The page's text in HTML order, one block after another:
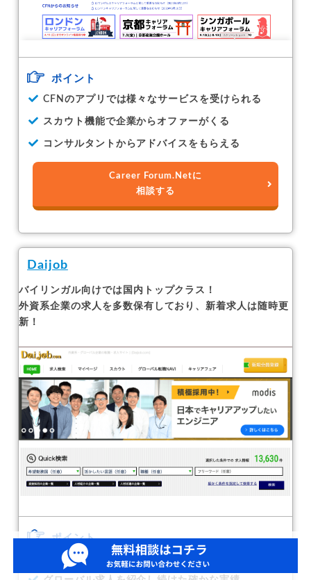
ポイント
CFNのアプリでは様々なサービスを受けられる
スカウト機能で企業からオファーがくる
コンサルタントからアドバイスをもらえる
Career Forum.Netに
相談する
Daijob
バイリンガル向けでは国内トップクラス！
外資系企業の求人を多数保有しており、新着求人は随時更
新！
ポイント
グローバルポジション数No.1！